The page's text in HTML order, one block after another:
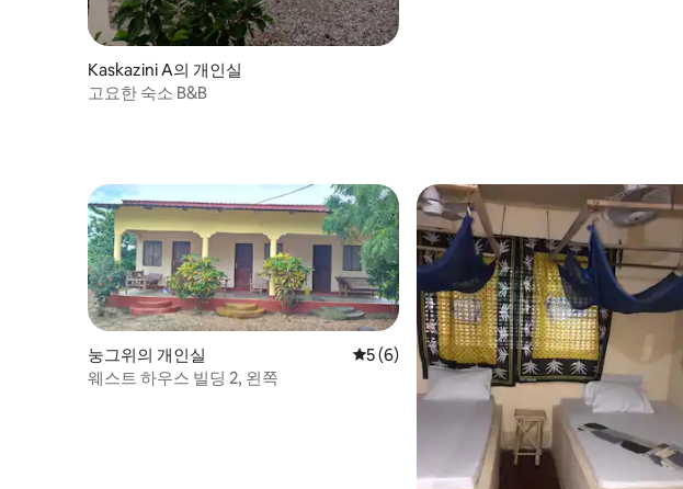
Kaskazini A의 개인실
고요한 숙소 B&B
눙그위의 개인실 평점 5점(5점 만점), 후기 6개
5 (6)
웨스트 하우스 빌딩 2, 왼쪽